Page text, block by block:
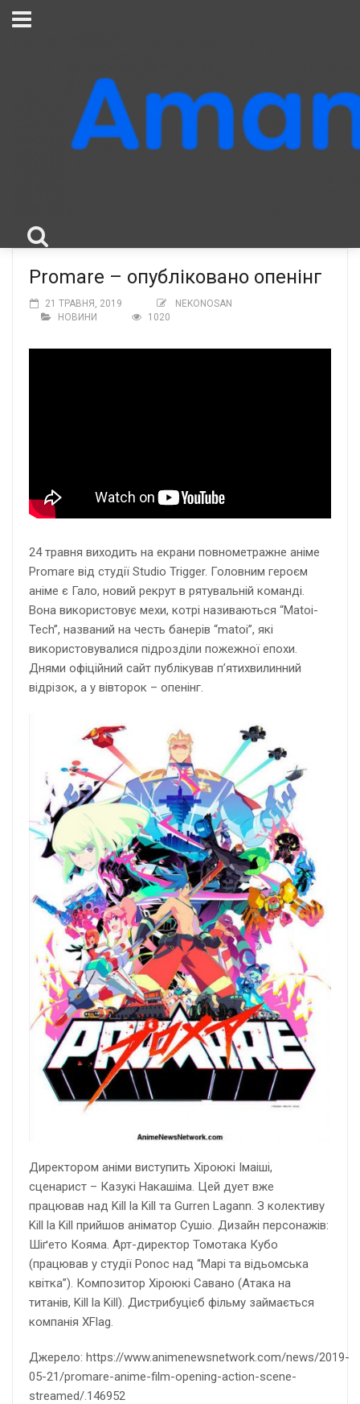
Promare – опубліковано опенінг
21 ТРАВНЯ, 2019
NEKONOSAN
НОВИНИ
1020
24 травня виходить на екрани повнометражне аніме
Promare від студії Studio Trigger. Головним героєм
аніме є Гало, новий рекрут в рятувальній команді.
Вона використовує мехи, котрі називаються “Matoi-
Tech”, названий на честь банерів “matoi”, які
використовувалися підрозділи пожежної епохи.
Днями офіційний сайт публікував п’ятихвилинний
відрізок, а у вівторок – опенінг.
Директором аніми виступить Хіроюкі Імаіші,
сценарист – Казукі Накашіма. Цей дует вже
працював над Kill la Kill та Gurren Lagann. З колективу
Kill la Kill прийшов аніматор Сушіо. Дизайн персонажів:
Шіґето Кояма. Арт-директор Томотака Кубо
(працював у студії Ponoc над “Марі та відьомська
квітка”). Композитор Хіроюкі Савано (Атака на
титанів, Kill la Kill). Дистрибуцієб фільму займається
компанія XFlag.
Джерело: https://www.animenewsnetwork.com/news/2019-
05-21/promare-anime-film-opening-action-scene-
streamed/.146952